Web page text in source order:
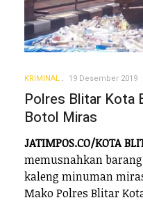
KRIMINAL 19 Desember 2019
Polres Blitar Kota
Botol Miras
JATIMPOS.CO/KOTA
memusnahkan
kaleng minuman
Mako Polres Blitar